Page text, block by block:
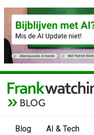
BLOG
Blog AI & Tech